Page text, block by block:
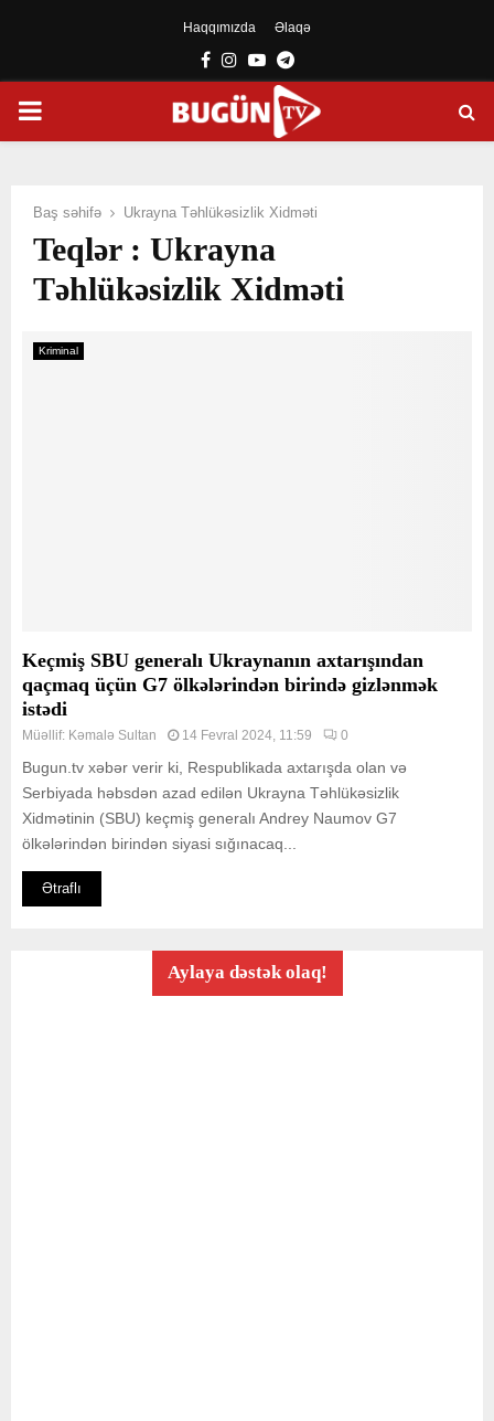
Haqqımızda Əlaqə
Facebook
Instagram
YoutubeTelegram
PRIMARY
Baş səhifə Ukrayna Təhlükəsizlik Xidməti
Teqlər : Ukrayna
Təhlükəsizlik Xidməti
Kriminal
Keçmiş SBU generalı Ukraynanın axtarışından
qaçmaq üçün G7 ölkələrindən birində gizlənmək
istədi
Müəllif: Kəmalə Sultan 14 Fevral 2024, 11:59 0
Bugun.tv xəbər verir ki, Respublikada axtarışda olan və
Serbiyada həbsdən azad edilən Ukrayna Təhlükəsizlik
Xidmətinin (SBU) keçmiş generalı Andrey Naumov G7
ölkələrindən birindən siyasi sığınacaq...
Ətraflı
Aylaya dəstək olaq!